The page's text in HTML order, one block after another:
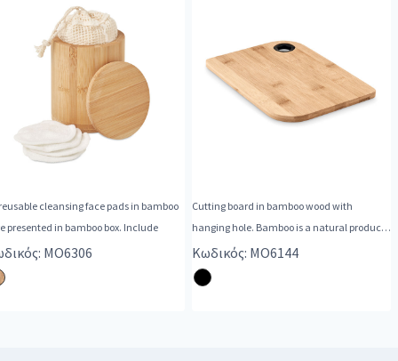
cleansing face pads in bamboo
presented in bamboo box. Include
MO6306
Cutting board in bamboo wood with
hanging hole. Bamboo is a natural product,
the
Κωδικός: MO6144